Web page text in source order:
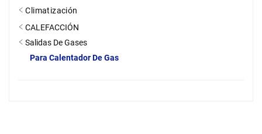
Climatización
CALEFACCIÓN
Salidas De Gases
Para Calentador De Gas